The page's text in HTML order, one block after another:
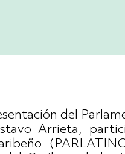
del
Arrieta,